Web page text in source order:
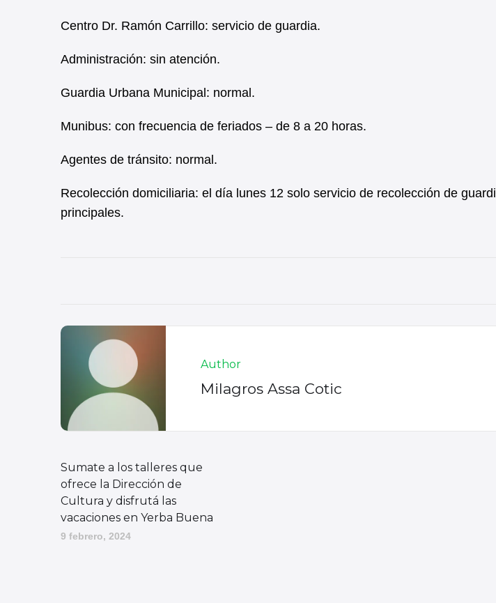
Centro Dr. Ramón Carrillo: servicio de guardia.
Administración: sin atención.
Guardia Urbana Municipal: normal.
Munibus: con frecuencia de feriados – de 8 a 20 horas.
Agentes de tránsito: normal.
Recolección domiciliaria: el día lunes 12 solo servicio de recolección de
principales.
Author
Milagros Assa Cotic
Sumate a los talleres que
ofrece la Dirección de
Cultura y disfrutá las
vacaciones en Yerba Buena
9 febrero, 2024